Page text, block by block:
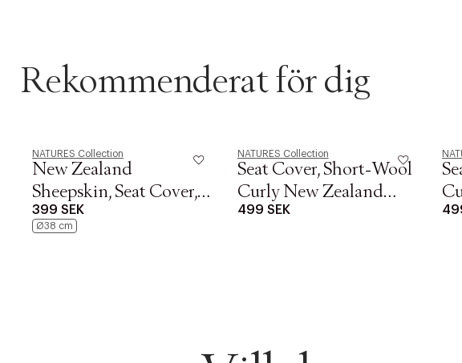
Rekommenderat för dig
NATURES Collection
New Zealand
Sheepskin, Seat Cover,
Long-Wool, Round
38cm
399 SEK
Ø38 cm
NATURES Collection
Seat Cover, Short-Wool
Curly New Zealand
Sheepskin, Round Ø34
499 SEK